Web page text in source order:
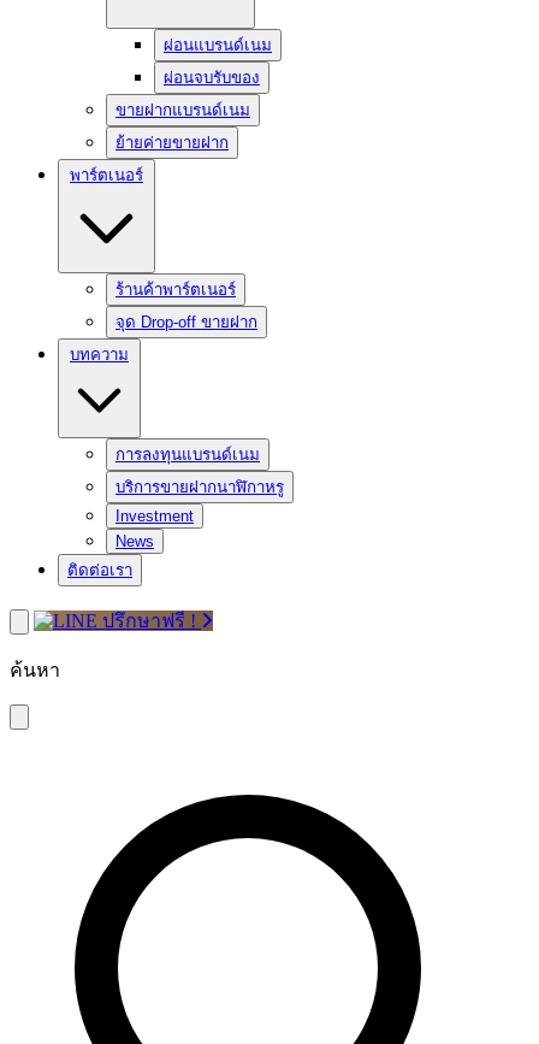
ผ่อนแบรนด์เนม
ผ่อนจบรับของ
ขายฝากแบรนด์เนม
ย้ายค่ายขายฝาก
พาร์ตเนอร์
ร้านค้าพาร์ตเนอร์
จุด Drop-off ขายฝาก
บทความ
การลงทุนแบรนด์เนม
บริการขายฝากนาฬิกาหรู
Investment
News
ติดต่อเรา
ปรึกษาฟรี !
ค้นหา